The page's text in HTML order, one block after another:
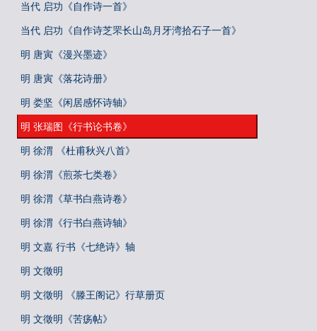
当代 启功《自作诗一首》
当代 启功《自作诗芝罘长山岛月牙湾拾石子一首》
明 唐寅《漫兴墨迹》
明 唐寅《落花诗册》
明 娄坚《闲居感怀诗轴》
明 张瑞图《行书论书卷》
明 徐渭 《杜甫秋兴八首》
明 徐渭《煎茶七类卷》
明 徐渭《草书白燕诗卷》
明 徐渭《行书白燕诗轴》
明 文嘉 行书《七绝诗》轴
明 文徵明
明 文徵明 《滕王阁记》行草册页
明 文徵明《苦疡帖》